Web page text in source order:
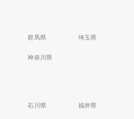
群馬県 埼玉県
神奈川県
石川県 福井県